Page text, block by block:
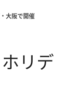
大阪で開催
リデ